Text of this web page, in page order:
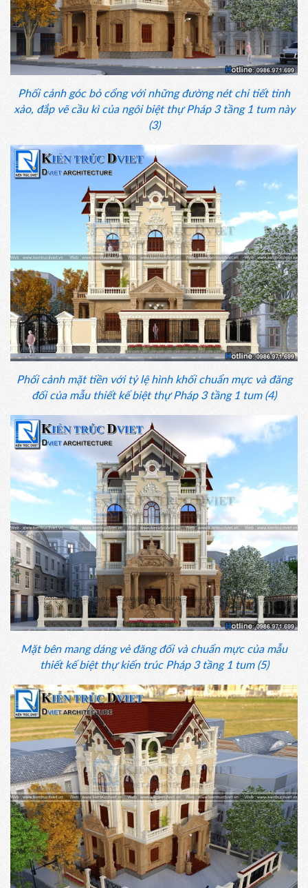
Phối cảnh góc bỏ cổng với những đường nét chi tiết tinh
xảo, đắp vẽ cầu kì của ngôi biệt thự Pháp 3 tầng 1 tum này
(3)
Phối cảnh mặt tiền với tỷ lệ hình khối chuẩn mực và đăng
đối của mẫu thiết kế biệt thự Pháp 3 tầng 1 tum (4)
Mặt bên mang dáng vẻ đăng đối và chuẩn mực của mẫu
thiết kế biệt thự kiến trúc Pháp 3 tầng 1 tum (5)